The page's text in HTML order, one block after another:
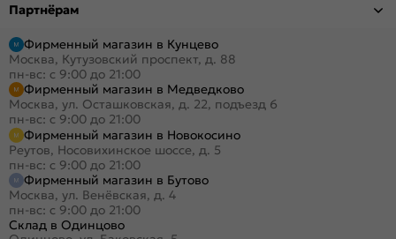
Партнёрам
Фирменный магазин в Кунцево
Москва, Кутузовский проспект, д. 88
пн-вс: с 9:00 до 21:00
Фирменный магазин в Медведково
Москва, ул. Осташковская, д. 22, подъезд 6
пн-вс: с 9:00 до 21:00
Фирменный магазин в Новокосино
Реутов, Носовихинское шоссе, д. 5
пн-вс: с 9:00 до 21:00
Фирменный магазин в Бутово
Москва, ул. Венёвская, д. 4
пн-вс: с 9:00 до 21:00
Склад в Одинцово